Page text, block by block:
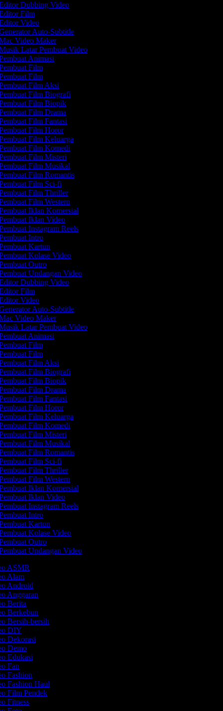
Dubbing Video
Film
Video
Auto-Subtitle
Video Maker
Latar Pembuat Video
Animasi
Film
Film
Film Aksi
Film Biografi
Film Biopik
Film Drama
Film Fantasi
Film Horor
Film Keluarga
Film Komedi
Film Misteri
Film Musikal
Film Romantis
Film Sci-fi
Film Thriller
Film Western
Iklan Komersial
Iklan Video
Instagram Reels
Intro
Kartun
Kolase Video
Outro
Undangan Video
Dubbing Video
Film
Video
Auto-Subtitle
Video Maker
Latar Pembuat Video
Animasi
Film
Film
Film Aksi
Film Biografi
Film Biopik
Film Drama
Film Fantasi
Film Horor
Film Keluarga
Film Komedi
Film Misteri
Film Musikal
Film Romantis
Film Sci-fi
Film Thriller
Film Western
Iklan Komersial
Iklan Video
Instagram Reels
Intro
Kartun
Kolase Video
Outro
Undangan Video
ASMR
Alam
Android
Anggaran
Berita
Berkebun
Bersih-bersih
DIY
Dekorasi
Demo
Edukasi
Fan
Fashion
Fashion Haul
Film Pendek
Fitness